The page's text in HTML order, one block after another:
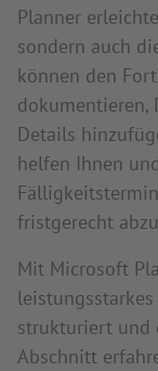
Planner
sondern auch
können den
dokumentieren,
Details
helfen Ihnen
fristgerecht
Mit Microsoft
strukturiert und
Abschnitt